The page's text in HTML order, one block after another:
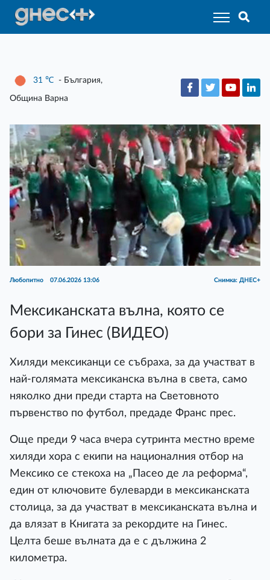
31 ℃ - България,
Община Варна
Любопитно 07.06.2026 13:06 Снимка: ДНЕС+
Мексиканската вълна, която се
бори за Гинес (ВИДЕО)
Хиляди мексиканци се събраха, за да участват в
най-голямата мексиканска вълна в света, само
няколко дни преди старта на Световното
първенство по футбол, предаде Франс прес.
Още преди 9 часа вчера сутринта местно време
хиляди хора с екипи на националния отбор на
Мексико се стекоха на „Пасео де ла реформа“,
един от ключовите булеварди в мексиканската
столица, за да участват в мексиканската вълна и
да влязат в Книгата за рекордите на Гинес.
Целта беше вълната да е с дължина 2
километра.